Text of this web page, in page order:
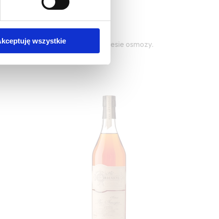
wszystkie
wód uzyskaną w procesie osmozy.